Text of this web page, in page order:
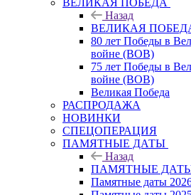
ВЕЛИКАЯ ПОБЕДА
Назад
ВЕЛИКАЯ
80 лет Победы в
войне (ВОВ)
75 лет Победы в
войне (ВОВ)
Великая Победа
РАСПРОДАЖА
НОВИНКИ
СПЕЦОПЕРАЦИЯ
ПАМЯТНЫЕ ДАТЫ
Назад
ПАМЯТНЫЕ
Памятные даты